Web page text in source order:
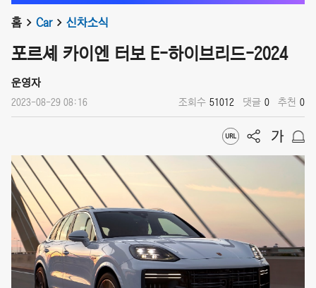
홈 Car 신차소식
포르셰 카이엔 터보 E-하이브리드-2024
운영자
2023-08-29 08:16 조회수 51012 댓글 0 추천 0